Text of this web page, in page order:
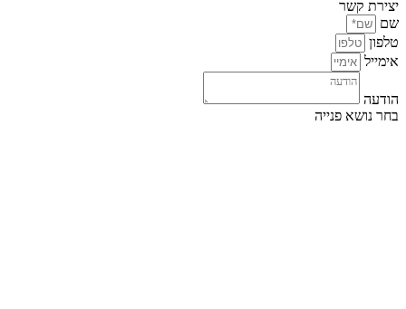
יצירת קשר
שם
טלפון
אימייל
הודעה
בחר נושא פנייה